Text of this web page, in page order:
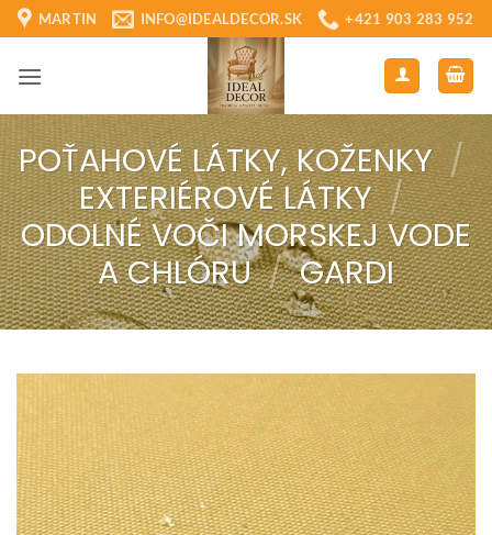
Skip
to
content
MARTIN INFO@IDEALDECOR.SK +421 903 283 952
POŤAHOVÉ LÁTKY, KOŽENKY /
EXTERIÉROVÉ LÁTKY /
ODOLNÉ VOČI MORSKEJ VODE
A CHLÓRU / GARDI